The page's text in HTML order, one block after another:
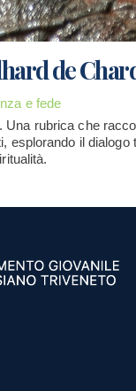
de
e fede
Una rubrica che
esplorando il dialogo